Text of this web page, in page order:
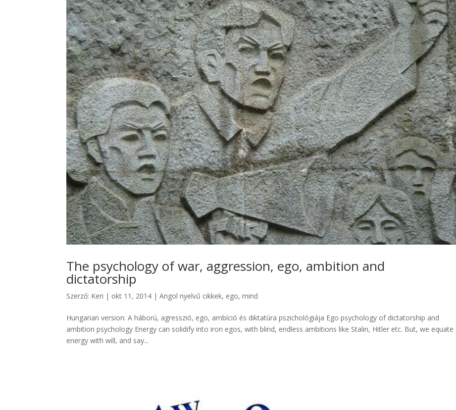
The psychology of war, aggression, ego, ambition and
dictatorship
Szerző: Keri | okt 11, 2014 |Angol nyelvű cikkek, ego, mind
Hungarian version: A háború, agresszió, ego, ambíció és diktatúra pszichológiája Ego psychology of dictatorship and
ambition psychology Energy can solidify into iron egos, with blind, endless ambitions like Stalin, Hitler etc. But, we equate
energy with will, and say...